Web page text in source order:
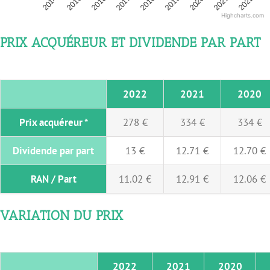
Highcharts.com
PRIX ACQUÉREUR ET DIVIDENDE PAR PART
2022 2021 2020
Prix acquéreur * 278 € 334 € 334 €
Dividende par part 13 € 12.71 € 12.70 €
RAN / Part 11.02 € 12.91 € 12.06 €
VARIATION DU PRIX
2022 2021 2020